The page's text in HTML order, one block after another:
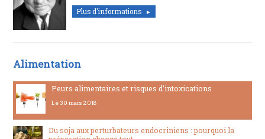
Plus d'informations
Alimentation
Peurs alimentaires et risques d’intoxications
Le 30 mars 2018
Du soja aux perturbateurs endocriniens : pourquoi la